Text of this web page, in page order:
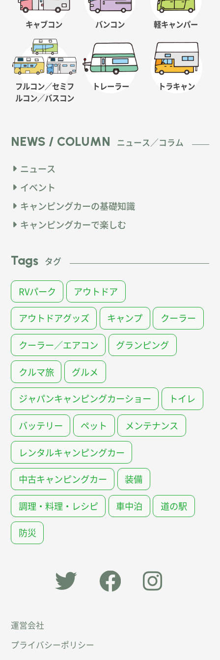
キャブコン バンコン 軽キャンパー
フルコン／セミフ
ルコン／バスコン
トレーラー トラキャン
NEWS / COLUMN ニュース／コラム
ニュース
イベント
キャンピングカーの基礎知識
キャンピングカーで楽しむ
Tags タグ
RVパーク アウトドア
アウトドアグッズ キャンプ クーラー
クーラー／エアコン グランピング
クルマ旅 グルメ
ジャパンキャンピングカーショー トイレ
バッテリー ペット メンテナンス
レンタルキャンピングカー
中古キャンピングカー 装備
調理・料理・レシピ 車中泊 道の駅
防災
ン
運営会社
プライバシーポリシー